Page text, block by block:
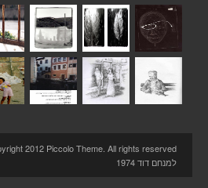
למנחם דוד 1974